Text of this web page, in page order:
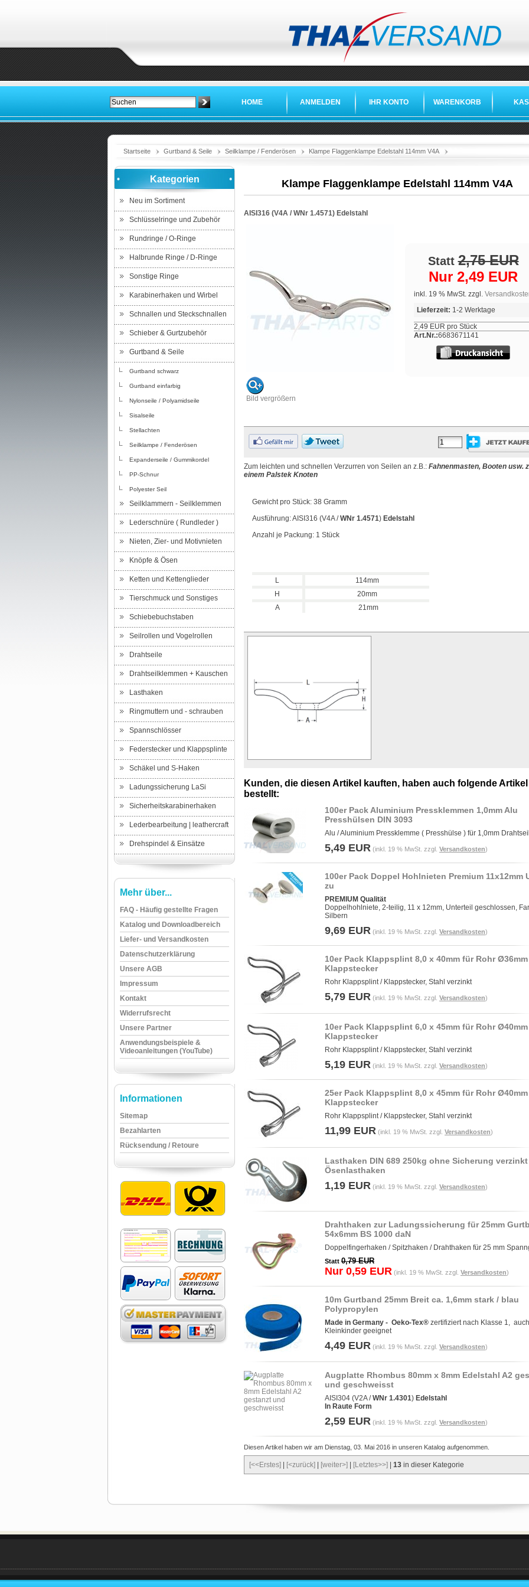
HOME ANMELDEN IHR KONTO WARENKORB
Startseite Gurtband & Seile Seilklampe / Fenderösen Klampe Flaggenklampe Edelstahl 114mm V4A
Kategorien
Neu im Sortiment
Schlüsselringe und Zubehör
Rundringe / O-Ringe
Halbrunde Ringe / D-Ringe
Sonstige Ringe
Karabinerhaken und Wirbel
Schnallen und Steckschnallen
Schieber & Gurtzubehör
Gurtband & Seile
Gurtband schwarz
Gurtband einfarbig
Nylonseile / Polyamidseile
Sisalseile
Stellachten
Seilklampe / Fenderösen
Expanderseile / Gummikordel
PP-Schnur
Polyester Seil
Seilklammern - Seilklemmen
Lederschnüre ( Rundleder )
Nieten, Zier- und Motivnieten
Knöpfe & Ösen
Ketten und Kettenglieder
Tierschmuck und Sonstiges
Schiebebuchstaben
Seilrollen und Vogelrollen
Drahtseile
Drahtseilklemmen + Kauschen
Lasthaken
Ringmuttern und - schrauben
Spannschlösser
Federstecker und Klappsplinte
Schäkel und S-Haken
Ladungssicherung LaSi
Sicherheitskarabinerhaken
Lederbearbeitung | leathercraft
Drehspindel & Einsätze
Mehr über...
FAQ - Häufig gestellte Fragen
Katalog und Downloadbereich
Liefer- und Versandkosten
Datenschutzerklärung
Unsere AGB
Impressum
Kontakt
Widerrufsrecht
Unsere Partner
Anwendungsbeispiele &
Videoanleitungen (YouTube)
Informationen
Sitemap
Bezahlarten
Rücksendung / Retoure
Klampe Flaggenklampe Edelstahl 114mm V4A
AISI316 (V4A / WNr 1.4571) Edelstahl
Bild vergrößern
Statt2,75 EUR
Nur 2,49 EUR
inkl. 19 % MwSt. zzgl.
Lieferzeit: 1-2 Werktage
2,49 EUR pro Stück
Art.Nr.:6683671141
Zum leichten und schnellen Verzurren von Seilen an z.B.: Fahnenmasten, Booten usw.
einem Palstek Knoten
Gewicht pro Stück: 38 Gramm
Ausführung: AISI316 (V4A /WNr 1.4571) Edelstahl
Anzahl je Packung: 1 Stück
L
114mm
H
20mm
A
21mm
Kunden, die diesen Artikel kauften, haben auch folgende Artikel
bestellt:
100er Pack Aluminium Pressklemmen 1,0mm Alu
Presshülsen DIN 3093
Alu / Aluminium Pressklemme ( Presshülse ) für 1,0mm
5,49 EUR (inkl. 19 % MwSt. zzgl. Versandkosten)
100er Pack Doppel Hohlnieten Premium 11x12mm
zu
PREMIUM Qualität
Doppelhohlniete, 2-teilig, 11 x 12mm, Unterteil geschlossen,
Silbern
9,69 EUR (inkl. 19 % MwSt. zzgl. Versandkosten)
10er Pack Klappsplint 8,0 x 40mm für Rohr Ø36mm
Klappstecker
Rohr Klappsplint / Klappstecker, Stahl verzinkt
5,79 EUR (inkl. 19 % MwSt. zzgl. Versandkosten)
10er Pack Klappsplint 6,0 x 45mm für Rohr Ø40mm
Klappstecker
Rohr Klappsplint / Klappstecker, Stahl verzinkt
5,19 EUR (inkl. 19 % MwSt. zzgl. Versandkosten)
25er Pack Klappsplint 8,0 x 45mm für Rohr Ø40mm
Klappstecker
Rohr Klappsplint / Klappstecker, Stahl verzinkt
11,99 EUR (inkl. 19 % MwSt. zzgl. Versandkosten)
Lasthaken DIN 689 250kg ohne Sicherung verzinkt
Ösenlasthaken
1,19 EUR (inkl. 19 % MwSt. zzgl. Versandkosten)
Drahthaken zur Ladungssicherung für 25mm
54x6mm BS 1000 daN
Doppelfingerhaken / Spitzhaken / Drahthaken für 25 mm
Statt 0,79 EUR
Nur 0,59 EUR (inkl. 19 % MwSt. zzgl. Versandkosten)
10m Gurtband 25mm Breit ca. 1,6mm stark / blau
Polypropylen
Made in Germany - Oeko-Tex® zertifiziert nach Klasse 1,
Kleinkinder geeignet
4,49 EUR (inkl. 19 % MwSt. zzgl. Versandkosten)
Augplatte Rhombus 80mm x 8mm Edelstahl A2
und geschweisst
AISI304 (V2A /WNr 1.4301) Edelstahl
In Raute Form
2,59 EUR (inkl. 19 % MwSt. zzgl. Versandkosten)
Diesen Artikel haben wir am Dienstag, 03. Mai 2016 in unseren Katalog aufgenommen.
[<<Erstes] [<zurück] [weiter>] [Letztes>>] 13 in dieser Kategorie